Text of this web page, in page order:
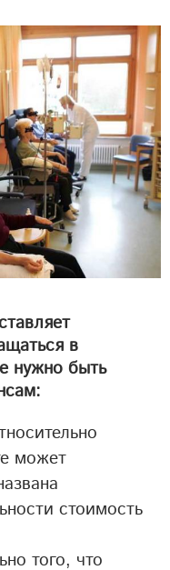
в
нужно быть
может
стоимость
того, что